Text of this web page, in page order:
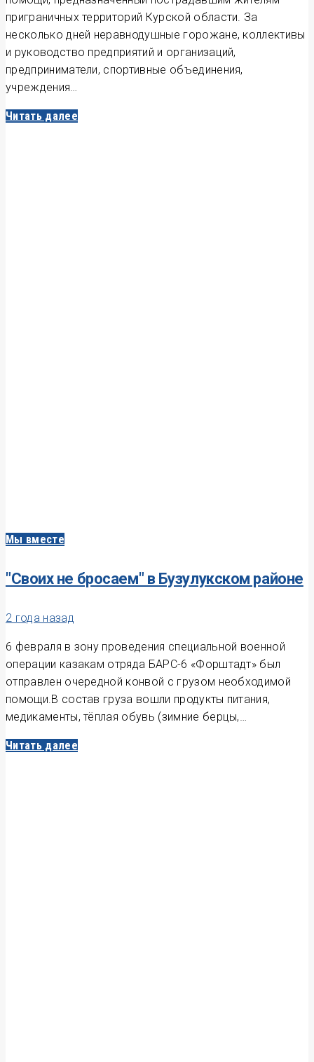
приграничных территорий Курской области. За
несколько дней неравнодушные горожане, коллективы
и руководство предприятий и организаций,
предприниматели, спортивные объединения,
учреждения…
Читать далее
Мы вместе
"Своих не бросаем" в Бузулукском районе
2 года назад
6 февраля в зону проведения специальной военной
операции казакам отряда БАРС-6 «Форштадт» был
отправлен очередной конвой с грузом необходимой
помощи.В состав груза вошли продукты питания,
медикаменты, тёплая обувь (зимние берцы,…
Читать далее